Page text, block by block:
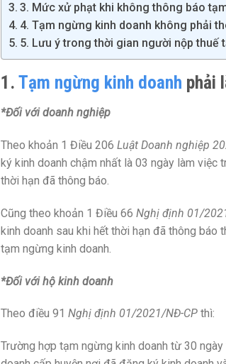
3. Mức xử phạt khi không thông báo
4. Tạm ngừng kinh doanh không phải
5. Lưu ý trong thời gian người nộp thuế
1. Tạm ngừng kinh doanh phải
*Đối với doanh nghiệp
Theo khoản 1 Điều 206 Luật Doanh nghiệp
ký kinh doanh chậm nhất là 03 ngày làm
thời hạn đã thông báo.
Cũng theo khoản 1 Điều 66 Nghị định 01/
kinh doanh sau khi hết thời hạn đã thông
tạm ngừng kinh doanh.
*Đối với hộ kinh doanh
Theo điều 91 Nghị định 01/2021/NĐ-CP thì:
Trường hợp tạm ngừng kinh doanh từ 30